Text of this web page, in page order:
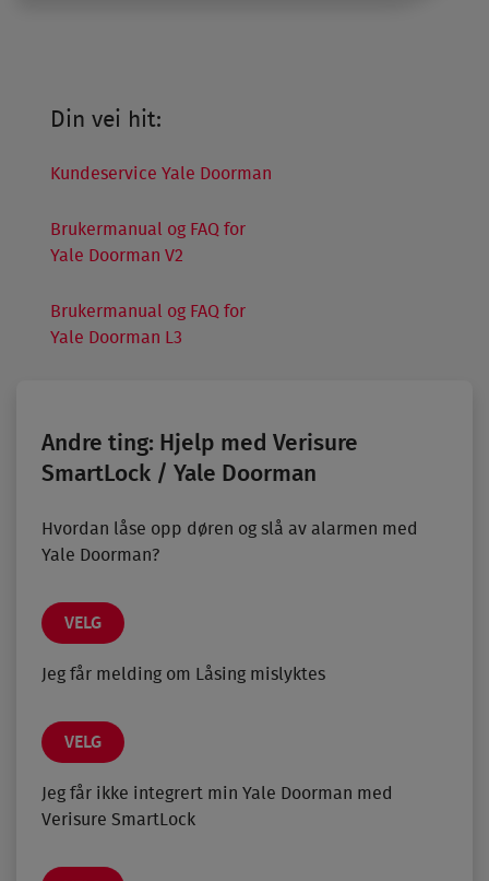
Din vei hit:
Kundeservice Yale Doorman
Brukermanual og FAQ for
Yale Doorman V2
Brukermanual og FAQ for
Yale Doorman L3
Andre ting: Hjelp med Verisure
SmartLock / Yale Doorman
Hvordan låse opp døren og slå av alarmen med
Yale Doorman?
VELG
Jeg får melding om Låsing mislyktes
VELG
Jeg får ikke integrert min Yale Doorman med
Verisure SmartLock